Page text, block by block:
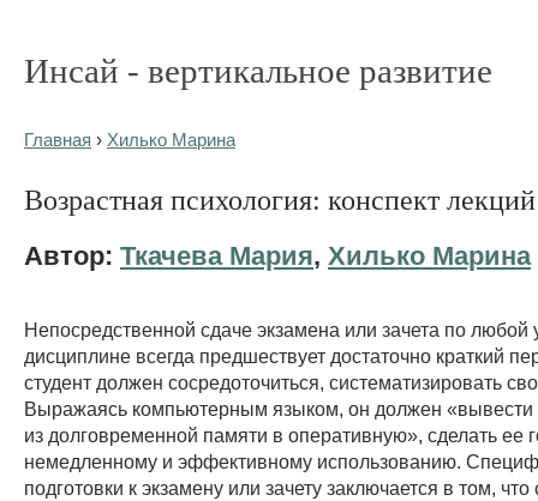
Инсай - вертикальное развитие
Главная › Хилько Марина
Возрастная психология: конспект лекций
Автор: Ткачева Мария, Хилько Марина
Непосредственной сдаче экзамена или зачета по любой
дисциплине всегда предшествует достаточно краткий
студент должен сосредоточиться, систематизировать
Выражаясь компьютерным языком, он должен
из долговременной памяти в оперативную», сделать ее
немедленному и эффективному использованию.
подготовки к экзамену или зачету заключается в том, что